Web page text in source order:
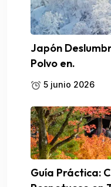
Japón
Polvo en.
5 junio 2026
Guía Práctica: